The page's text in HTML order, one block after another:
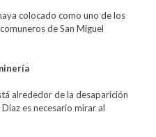
colocado como uno de los
de San Miguel
alrededor de la desaparición
es necesario mirar al